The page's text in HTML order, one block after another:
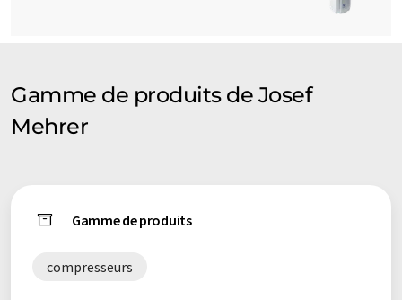
Gamme de produits de Josef
Mehrer
Gamme de produits
compresseurs